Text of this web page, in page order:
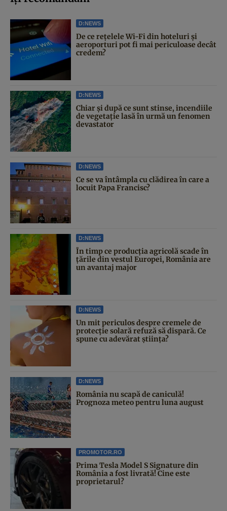
D:NEWS
De ce rețelele Wi-Fi din hoteluri și
aeroporturi pot fi mai periculoase decât
credem?
D:NEWS
Chiar și după ce sunt stinse, incendiile
de vegetație lasă în urmă un fenomen
devastator
D:NEWS
Ce se va întâmpla cu clădirea în care a
locuit Papa Francisc?
D:NEWS
În timp ce producția agricolă scade în
țările din vestul Europei, România are
un avantaj major
D:NEWS
Un mit periculos despre cremele de
protecție solară refuză să dispară. Ce
spune cu adevărat știința?
D:NEWS
România nu scapă de caniculă!
Prognoza meteo pentru luna august
PROMOTOR.RO
Prima Tesla Model S Signature din
România a fost livrată! Cine este
proprietarul?